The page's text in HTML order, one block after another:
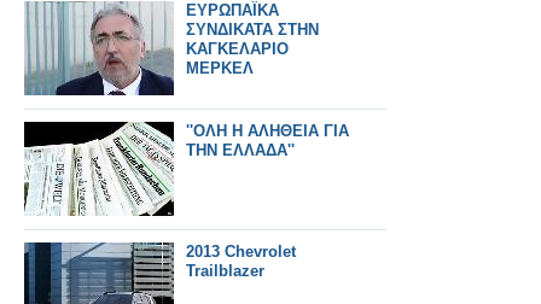
ΕΥΡΩΠΑΪΚΑ
ΣΥΝΔΙΚΑΤΑ ΣΤΗΝ
ΚΑΓΚΕΛΑΡΙΟ
ΜΕΡΚΕΛ
''ΟΛΗ Η ΑΛΗΘΕΙΑ ΓΙΑ
ΤΗΝ ΕΛΛΑΔΑ''
2013 Chevrolet
Trailblazer